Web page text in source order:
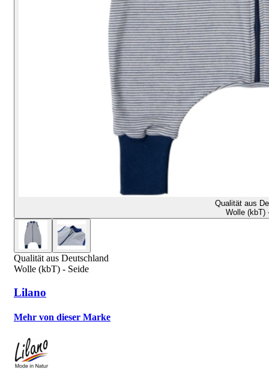
Qualität aus
Wolle (kbT)
Qualität aus Deutschland
Wolle (kbT) - Seide
Lilano
Mehr von dieser Marke